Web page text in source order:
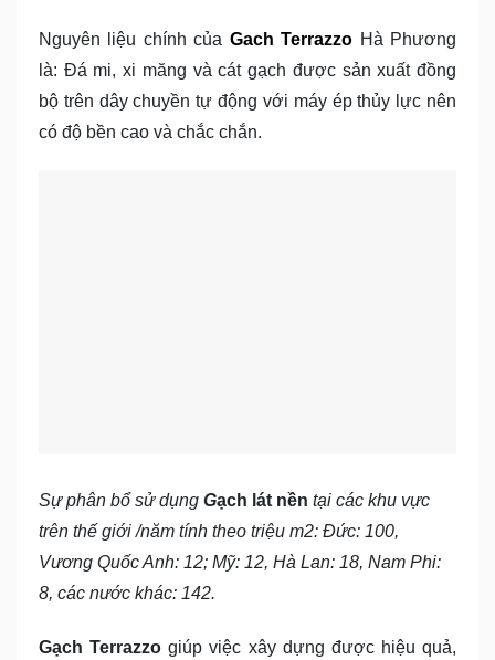
Nguyên liệu chính của Gach Terrazzo Hà Phương
là: Đá mi, xi măng và cát gạch được sản xuất đồng
bộ trên dây chuyền tự động với máy ép thủy lực nên
có độ bền cao và chắc chắn.
Sự phân bổ sử dụng Gạch lát nền tại các khu vực
trên thế giới /năm tính theo triệu m2: Đức: 100,
Vương Quốc Anh: 12; Mỹ: 12, Hà Lan: 18, Nam Phi:
8, các nước khác: 142.
Gạch Terrazzo giúp việc xây dựng được hiệu quả,